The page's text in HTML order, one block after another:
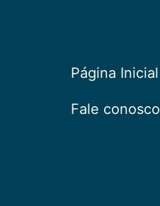
CEPAC
Página Inicial
Fale conosco